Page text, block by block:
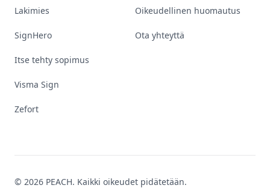
Lakimies
SignHero
Itse tehty sopimus
Visma Sign
Zefort
Oikeudellinen huomautus
Ota yhteyttä
© 2026 PEACH. Kaikki oikeudet pidätetään.